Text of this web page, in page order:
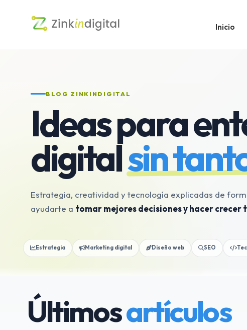
Inicio
BLOG ZINKINDIGITAL
Ideas para
digitalsin
Estrategia, creatividad y tecnología explicadas de
ayudarte a tomar mejores decisiones y hacer crecer
Estrategia Marketing digital Diseño web SEO
Últimosartículos